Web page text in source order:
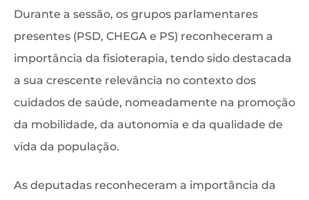
Durante a sessão, os grupos parlamentares
presentes (PSD, CHEGA e PS) reconheceram a
importância da fisioterapia, tendo sido destacada
a sua crescente relevância no contexto dos
cuidados de saúde, nomeadamente na promoção
da mobilidade, da autonomia e da qualidade de
vida da população.
As deputadas reconheceram a importância da